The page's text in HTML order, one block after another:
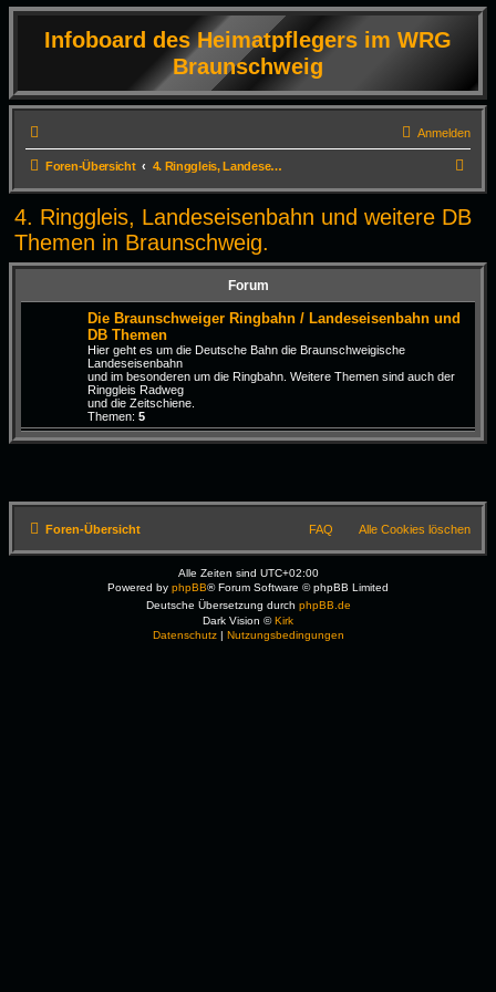
Infoboard des Heimatpflegers im WRG
Braunschweig
Anmelden
Foren-Übersicht 4. Ringgleis, Landeseisenbahn und weitere DB Themen in Braunschweig.
u
c
e
4. Ringgleis, Landeseisenbahn und weitere DB
Themen in Braunschweig.
Forum
Die Braunschweiger Ringbahn / Landeseisenbahn und
DB Themen
Hier geht es um die Deutsche Bahn die Braunschweigische
Landeseisenbahn
und im besonderen um die Ringbahn. Weitere Themen sind auch der
Ringgleis Radweg
und die Zeitschiene.
Themen: 5
Foren-Übersicht Alle Cookies löschen
FAQ
Alle Zeiten sind UTC+02:00
Powered by phpBB® Forum Software © phpBB Limited
Deutsche Übersetzung durch phpBB.de
Dark Vision ©Kirk
Datenschutz| Nutzungsbedingungen